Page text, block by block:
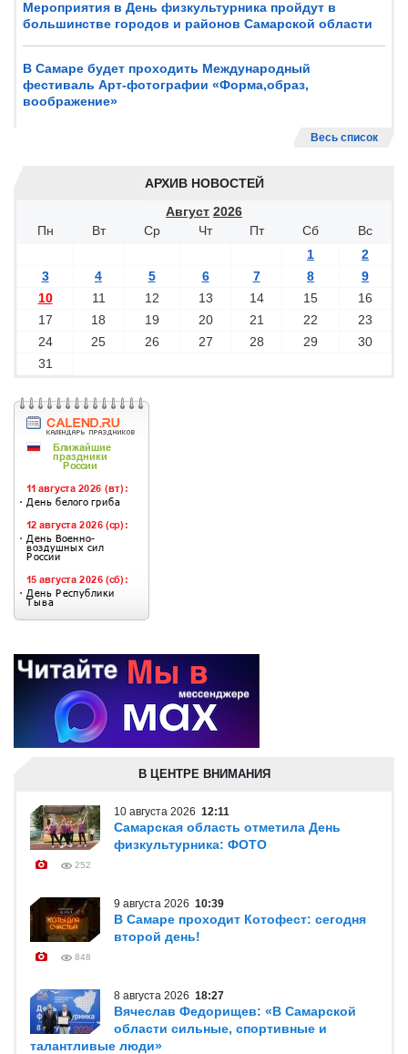
Мероприятия в День физкультурника пройдут в
большинстве городов и районов Самарской области
В Самаре будет проходить Международный
фестиваль Арт-фотографии «Форма,образ,
воображение»
Весь список
АРХИВ НОВОСТЕЙ
Август 2026
Пн
Вт Ср Чт Пт Сб
Вс
1
2
3
4 5 6 7 8
9
10
11 12 13 14 15
16
17
18 19 20 21 22
23
24
25 26 27 28 29
30
31
В ЦЕНТРЕ ВНИМАНИЯ
10 августа 2026 12:11
Самарская область отметила День
физкультурника: ФОТО
252
9 августа 2026 10:39
В Самаре проходит Котофест: сегодня
второй день!
848
8 августа 2026 18:27
Вячеслав Федорищев: «В Самарской
области сильные, спортивные и
талантливые люди»